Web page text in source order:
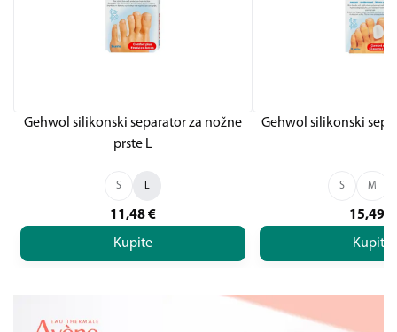
Gehwol silikonski separator za nožne
prste L
S L
11,48€
Kupite
Gehwol silikonski
S M
15,49
Kupite